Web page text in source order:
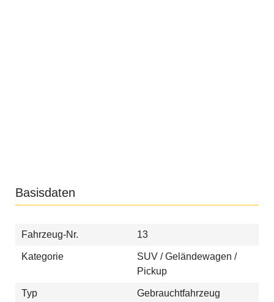
Basisdaten
Fahrzeug-Nr. 13
Kategorie
SUV / Geländewagen /
Pickup
Typ Gebrauchtfahrzeug